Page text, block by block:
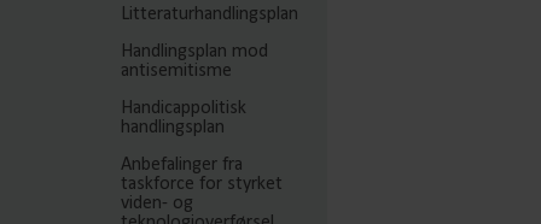
Litteraturhandlingsplan
Handlingsplan mod
antisemitisme
Handicappolitisk
handlingsplan
Anbefalinger fra
taskforce for styrket
viden- og